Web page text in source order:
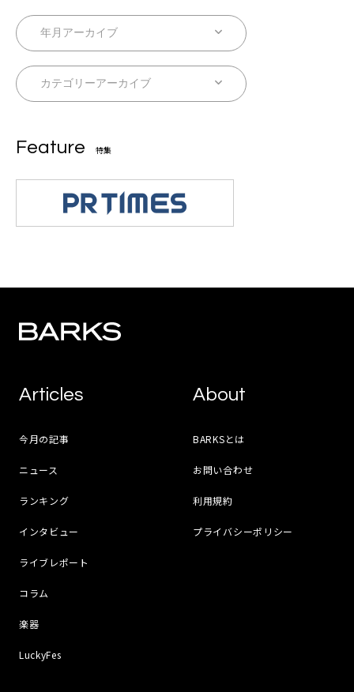
Feature 特集
Articles
今月の記事
ニュース
ランキング
インタビュー
ライブレポート
コラム
楽器
LuckyFes
About
BARKSとは
お問い合わせ
利用規約
プライバシーポリシー